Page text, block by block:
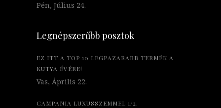
Pén, Július 24.
Legnépszerűbb posztok
EZ ITT A TOP 10 LEGPAZARABB TERMÉK A
KUTYA ÉVÉRE!
Vas, Április 22.
CAMPANIA LUXUSSZEMMEL 1/2.